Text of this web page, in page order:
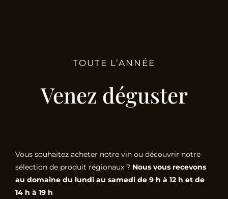
TOUTE L’ANNÉE
Venez déguster
Vous souhaitez acheter notre vin ou découvrir notre
sélection de produit régionaux ? Nous vous recevons
au domaine du lundi au samedi de 9 h à 12 h et de
14 h à 19 h